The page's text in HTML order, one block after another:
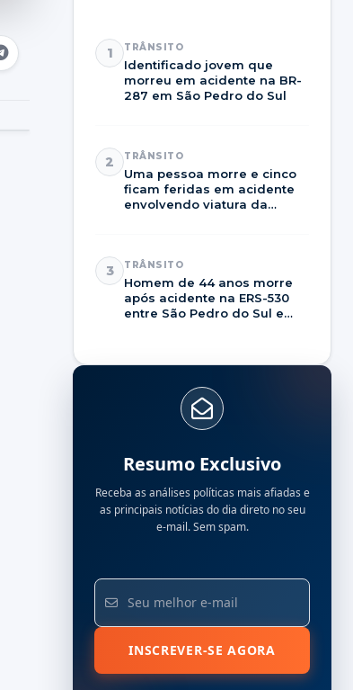
1 TRÂNSITO
Identificado jovem que
morreu em acidente na BR-
287 em São Pedro do Sul
2 TRÂNSITO
Uma pessoa morre e cinco
ficam feridas em acidente
envolvendo viatura da
3 TRÂNSITO
Homem de 44 anos morre
após acidente na ERS-530
entre São Pedro do Sul e
Resumo Exclusivo
Receba as análises políticas mais afiadas e
as principais notícias do dia direto no seu
e-mail. Sem spam.
INSCREVER-SE AGORA